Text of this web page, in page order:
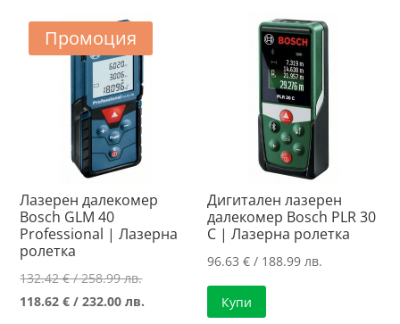
Промоция
Лазерен далекомер
Bosch GLM 40
Professional | Лазерна
ролетка
132.42€/ 258.99 лв.Original
price
118.62€ / 232.00 лв.
Дигитален лазерен
далекомер Bosch PLR 30
C | Лазерна ролетка
96.63€ / 188.99 лв.
Купи